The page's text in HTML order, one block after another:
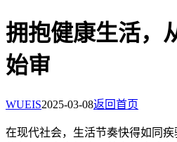
拥抱健康生活，
始审
WUEIS2025-03-08返回首页
在现代社会，生活节奏快得如同